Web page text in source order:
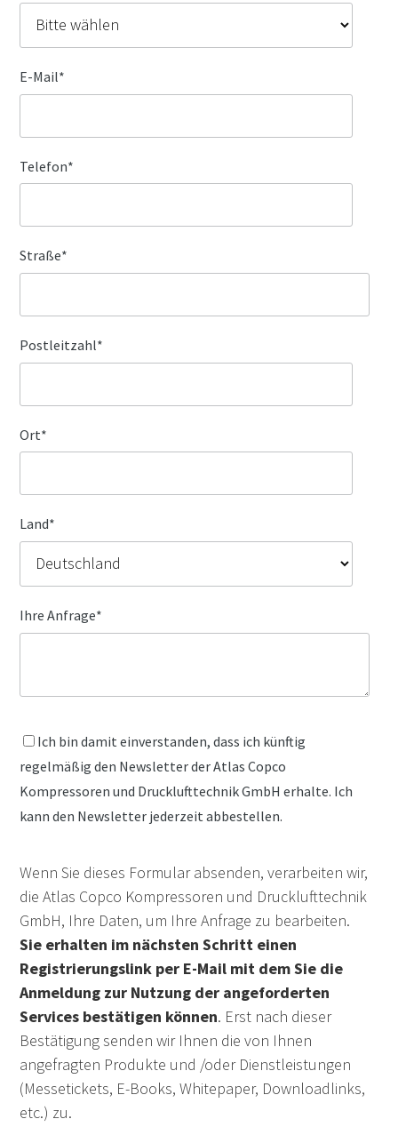
E-Mail*
Telefon*
Straße*
Postleitzahl*
Ort*
Land*
Ihre Anfrage*
Ich bin damit einverstanden, dass ich künftig
regelmäßig den Newsletter der Atlas Copco
Kompressoren und Drucklufttechnik GmbH erhalte. Ich
kann den Newsletter jederzeit abbestellen.
Wenn Sie dieses Formular absenden, verarbeiten wir,
die Atlas Copco Kompressoren und Drucklufttechnik
GmbH, Ihre Daten, um Ihre Anfrage zu bearbeiten.
Sie erhalten im nächsten Schritt einen
Registrierungslink per E-Mail mit dem Sie die
Anmeldung zur Nutzung der angeforderten
Services bestätigen können. Erst nach dieser
Bestätigung senden wir Ihnen die von Ihnen
angefragten Produkte und /oder Dienstleistungen
(Messetickets, E-Books, Whitepaper, Downloadlinks,
etc.) zu.